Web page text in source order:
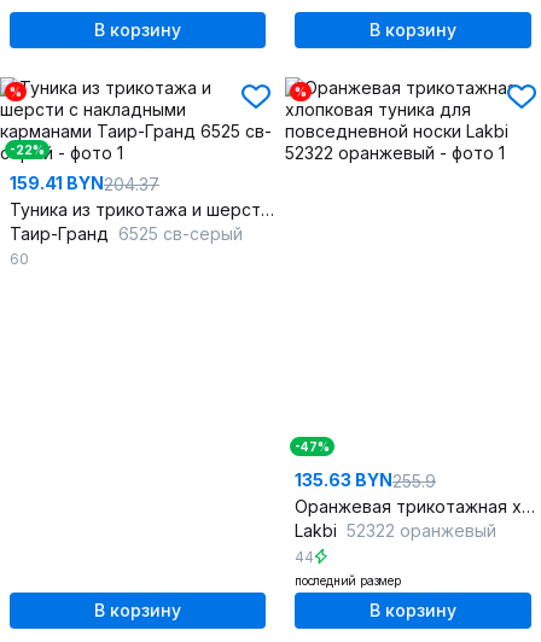
В корзину В корзину
%
-22%
159.41 BYN204.37
Туника из трикотажа и шерсти с накладными карманами
Таир-Гранд 6525 св-серый
60
В корзину
%
-47%
135.63 BYN255.9
Оранжевая трикотажная хлопковая туника для повседневной носки
Lakbi 52322 оранжевый
44
последний размер
В корзину